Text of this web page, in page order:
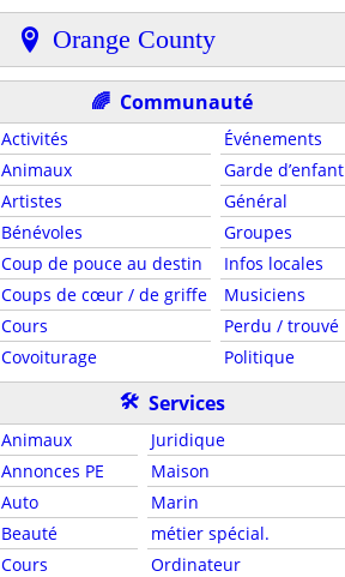
Orange County
🌈 Communauté
Activités
Animaux
Artistes
Bénévoles
Coup de pouce au destin
Coups de cœur / de griffe
Cours
Covoiturage
Événements
Garde d’enfant
Général
Groupes
Infos locales
Musiciens
Perdu / trouvé
Politique
🛠 Services
Animaux
Annonces PE
Auto
Beauté
Cours
Juridique
Maison
Marin
métier spécial.
Ordinateur